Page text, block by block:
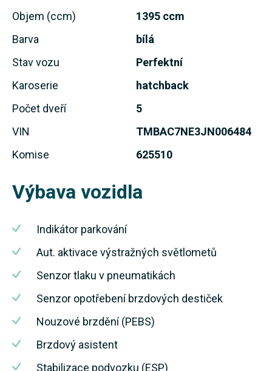
Objem (ccm)
1395 ccm
Barva
bílá
Stav vozu
Perfektní
Karoserie
hatchback
Počet dveří
5
VIN
TMBAC7NE3JN006484
Komise
625510
Výbava vozidla
Indikátor parkování
Aut. aktivace výstražných světlometů
Senzor tlaku v pneumatikách
Senzor opotřebení brzdových destiček
Nouzové brzdění (PEBS)
Brzdový asistent
Stabilizace podvozku (ESP)